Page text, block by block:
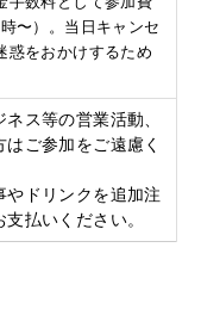
〜）。当日キャンセ
惑をおかけするため
ス等の営業活動、
ご参加をご遠慮く
やドリンクを追加注
払いください。